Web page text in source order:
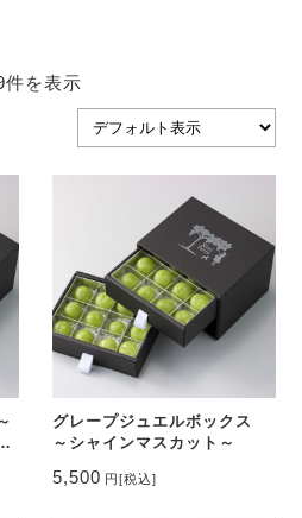
件を表示
グレープジュエルボックス
～シャインマスカット～
5,500 円[税込]